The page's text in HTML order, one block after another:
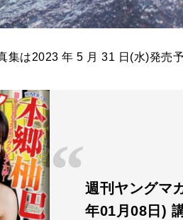
集は2023 年 5 月 31 日(水)発売
週刊ヤングマ
年01月08日)